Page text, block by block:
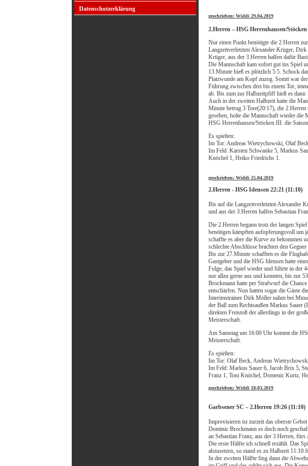
Datenschutzerklärung
geschrieben: Widdi 29.04.2019
2.Herren – HSG Herrenhausen/
Nur einen Punkt benötigte die 2.Herren
Langzeitverletzten Alexander Krüger,
Krüger, aus der 3.Herren halfen dafür
Die Mannschaft kam sofort gut ins Spiel
13.Minute hieß es plötzlich 5:5. Schock
Platzwunde am Kopf zuzog. Somit war
Führung zwischen drei bis einem Tor,
ab. Bis zum zur Halbzeitpfiff hieß es dann
Auch in der zweiten Halbzeit hatte die
Minute betrug 3 Tore(20:17), die
gesehen, holte die Mannschaft wieder die
HSG Herrenhausen/Stöcken III. die
Es spielten:
Im Tor: Andreas Wietrychowski, Olaf
Im Feld: Karsten Schwanke 5, Markus
Knöchel 1, Heiko Friedrichs 1.
geschrieben: Widdi 25.04.2019
2.Herren - HSG Idensen 22:21 (11:10)
Bis auf die Langzeitverletzten Alexander
und aus der 3.Herren halfen Sebastian
Die 2.Herren begann trotz der langen
benötigen kämpften aufopferungsvoll um
schaffte es aber die Kurve zu bekommen
schlechte Abschlüsse brachten den
Bis zur 27.Minute schafften es die
Gastgeber und die HSG Idensen hatte
Folge, das Spiel wieder und führte in der
nur allzu gerne aus und konnten, bis zur
Brockmann hatte per Strafwurf die
entschärfen. Nun hatten sogar die Gäste
Interimstrainer Dirk Möller nahm bei
der Ball zum Rechtsaußen Markus Sauer
direkten Freistoß der allerdings in der
Meisterschaft.
Am Samstag um 16:00 Uhr kommt die
Meisterschaft.
Es spielten:
Im Tor: Olaf Beck, Andreas
Im Feld: Markus Sauer 6, Jacob Brix 5,
Franz 1, Toni Knöchel, Domenic Kurtz,
geschrieben: Widdi 18.03.2019
Garbsener SC – 2.Herren 19:26 (11:10)
Improvisieren ist zurzeit das oberste
Dominic Brockmann es doch noch
an Sebastian Franz, aus der 3.Herren, fürs
Die erste Hälfte ich schnell erzählt. Das
abzusetzen, so stand es zu Halbzeit 11:10
In der zweiten Hälfte fing dann die